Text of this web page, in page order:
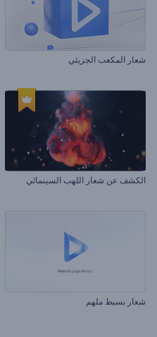
شعار المكعب الجزيئي
الكشف عن شعار اللهب السينمائي
شعار بسيط ملهم